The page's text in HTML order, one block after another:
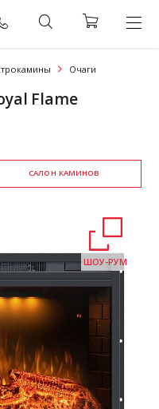
Очаги
Flame
САЛОН КАМИНОВ
ШОУ-РУМ